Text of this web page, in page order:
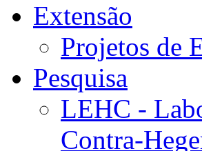
Extensão
Projetos de
Pesquisa
LEHC -
Contra-